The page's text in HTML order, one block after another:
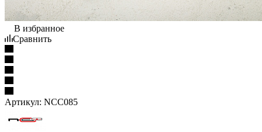
В избранное
Сравнить
Артикул: NCC085